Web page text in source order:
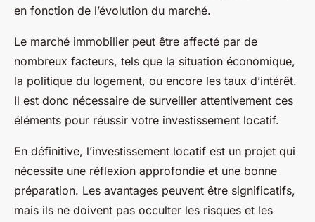
en fonction de l’évolution du marché.
Le marché immobilier peut être affecté par de
nombreux facteurs, tels que la situation économique,
la politique du logement, ou encore les taux d’intérêt.
Il est donc nécessaire de surveiller attentivement ces
éléments pour réussir votre investissement locatif.
En définitive, l’investissement locatif est un projet qui
nécessite une réflexion approfondie et une bonne
préparation. Les avantages peuvent être significatifs,
mais ils ne doivent pas occulter les risques et les